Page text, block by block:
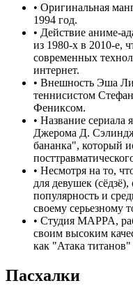
• Оригинальная
1994 год.
• Действие аниме-
из 1980-х в 2010-е,
современных
интернет.
• Внешность Эша
теннисистом
Фениксом.
• Название сериала
Джерома Д.
бананка", который
• Несмотря на то,
для девушек
популярность и
своему серьезному
• Студия MAPPA,
своим высоким
как "Атака
Пасхалки